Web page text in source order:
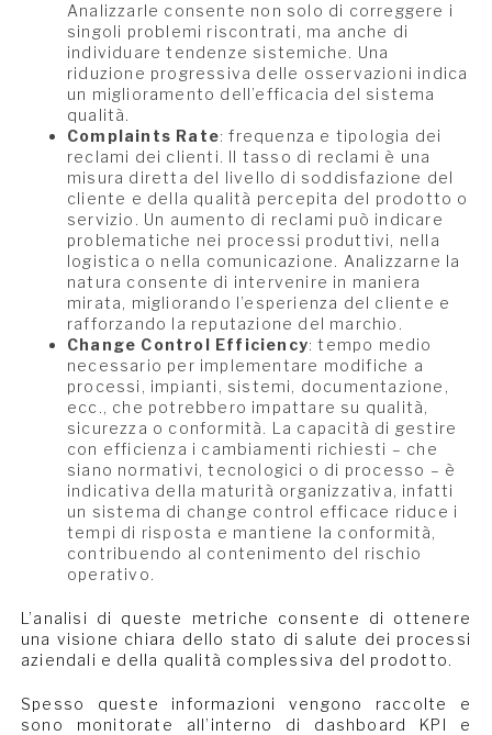
Analizzarle consente non solo di correggere i
singoli problemi riscontrati, ma anche di
individuare tendenze sistemiche. Una
riduzione progressiva delle osservazioni indica
un miglioramento dell’efficacia del sistema
qualità.
Complaints Rate: frequenza e tipologia dei
reclami dei clienti. Il tasso di reclami è una
misura diretta del livello di soddisfazione del
cliente e della qualità percepita del prodotto o
servizio. Un aumento di reclami può indicare
problematiche nei processi produttivi, nella
logistica o nella comunicazione. Analizzarne la
natura consente di intervenire in maniera
mirata, migliorando l’esperienza del cliente e
rafforzando la reputazione del marchio.
Change Control Efficiency: tempo medio
necessario per implementare modifiche a
processi, impianti, sistemi, documentazione,
ecc., che potrebbero impattare su qualità,
sicurezza o conformità. La capacità di gestire
con efficienza i cambiamenti richiesti – che
siano normativi, tecnologici o di processo – è
indicativa della maturità organizzativa, infatti
un sistema di change control efficace riduce i
tempi di risposta e mantiene la conformità,
contribuendo al contenimento del rischio
operativo.
L’analisi di queste metriche consente di ottenere
una visione chiara dello stato di salute dei processi
aziendali e della qualità complessiva del prodotto.
Spesso queste informazioni vengono raccolte e
sono monitorate all’interno di dashboard KPI e